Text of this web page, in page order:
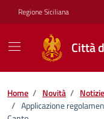
Vai ai contenuti
Vai al footer
Regione Siciliana
Città
Home / Novità / Notizie
/ Applicazione